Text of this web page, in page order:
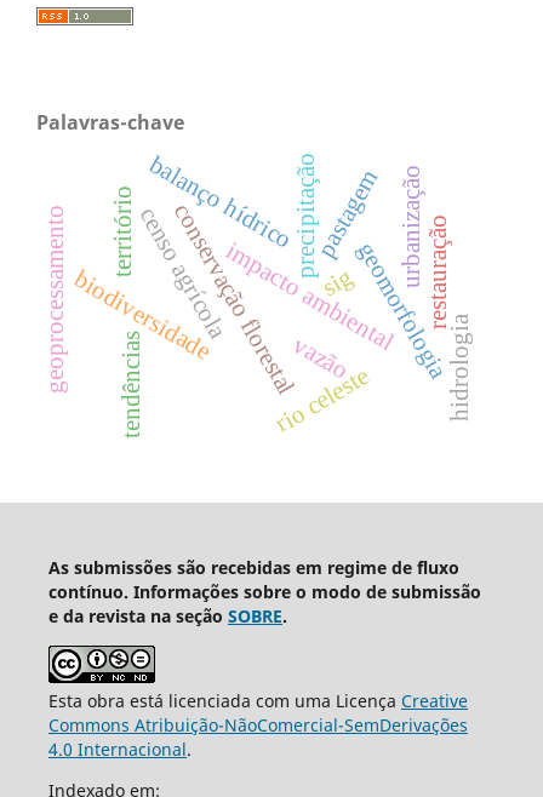
Palavras-chave
conservação florestal
impacto ambiental
censo agrícola
biodiversidade
rio celeste
tendências
precipitação
vazão
balanço hídrico
geomorfologia
geoprocessamento hidrologia
território restauração
pastagem urbanização
sig
As submissões são recebidas em regime de fluxo
contínuo. Informações sobre o modo de submissão
e da revista na seção SOBRE.
Esta obra está licenciada com uma Licença Creative
Commons Atribuição-NãoComercial-SemDerivações
4.0 Internacional.
Indexado em: